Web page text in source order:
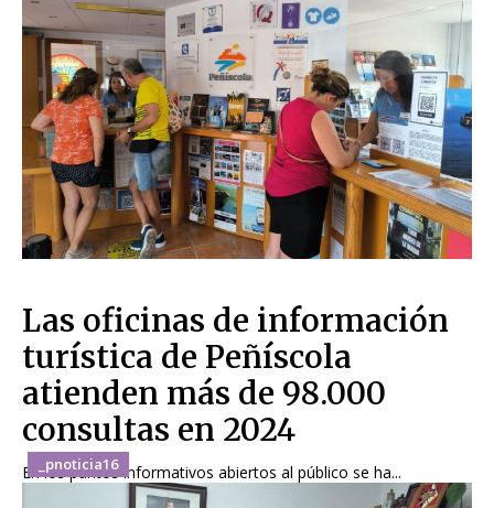
_pnoticia16
Las oficinas de información
turística de Peñíscola
atienden más de 98.000
consultas en 2024
En los puntos informativos abiertos al público se ha...